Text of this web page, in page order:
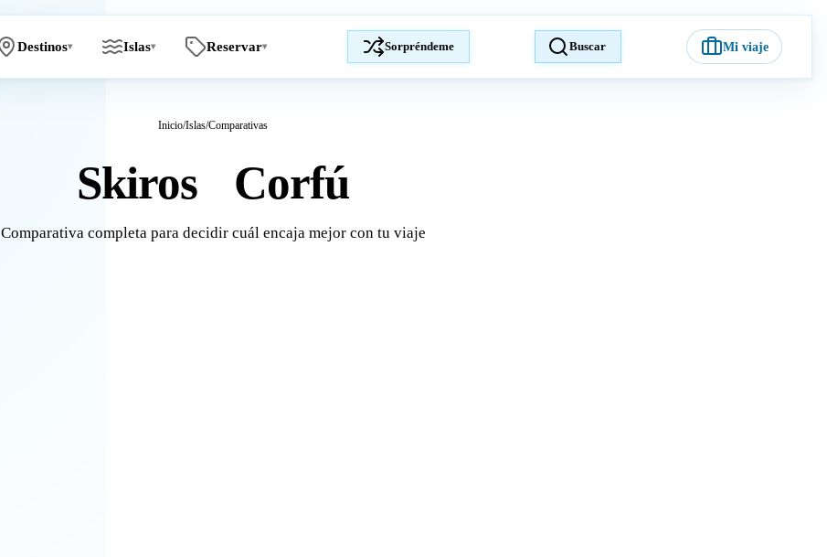
Destinos▾ Islas▾ Reservar▾ Sorpréndeme Buscar Mi viaje
Inicio/Islas/Comparativas
Skiros Corfú
Comparativa completa para decidir cuál encaja mejor con tu viaje